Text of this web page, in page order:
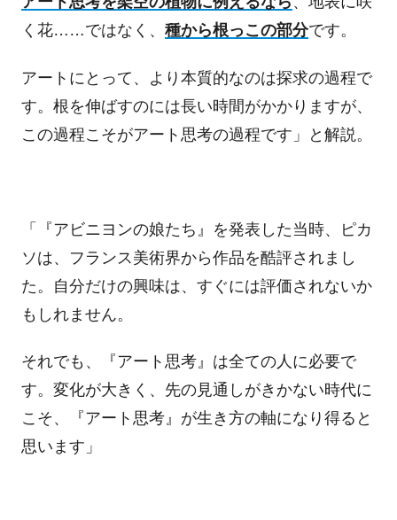
く花……ではなく、 種から根っこの部分です。
アートにとって、より本質的なのは探求の過程で
す。根を伸ばすのには長い時間がかかりますが、
この過程こそがアート思考の過程です」と解説。
「『アビニヨンの娘たち』を発表した当時、ピカ
ソは、フランス美術界から作品を酷評されまし
た。自分だけの興味は、すぐには評価されないか
もしれません。
それでも、『アート思考』は全ての人に必要で
す。変化が大きく、先の見通しがきかない時代に
こそ、『アート思考』が生き方の軸になり得ると
思います」